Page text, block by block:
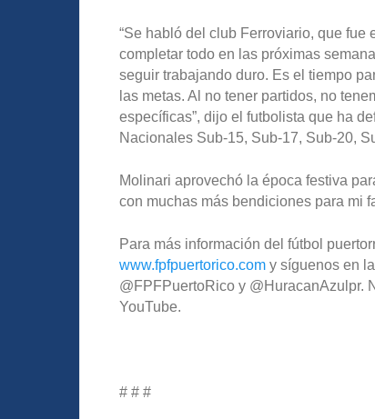
“Se habló del club Ferroviario, que
completar todo en las próximas
seguir trabajando duro. Es el tiempo
las metas. Al no tener partidos, no
específicas”, dijo el futbolista que ha
Nacionales Sub-15, Sub-17, Sub-20,
Molinari aprovechó la época festiva
con muchas más bendiciones para mi
Para más información del fútbol
www.fpfpuertorico.com y síguenos en
@FPFPuertoRico y @HuracanAzulpr.
YouTube.
# # #